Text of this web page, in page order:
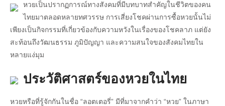
หวยเป็นปรากฏการณ์ทางสังคมที่มีบทบาทสำคัญในชีวิตของคน
ไทยมาตลอดหลายทศวรรษ การเสี่ยงโชคผ่านการซื้อหวยนั้นไม่
เพียงเป็นกิจกรรมที่เกี่ยวข้องกับความหวังในเรื่องของโชคลาภ แต่ยัง
สะท้อนถึงวัฒนธรรม ภูมิปัญญา และความสนใจของสังคมไทยใน
หลายแง่มุม
ประวัติศาสตร์ของหวยในไทย
หวยหรือที่รู้จักกันในชื่อ “ลอตเตอรี่” มีที่มาจากคำว่า “หวย” ในภาษา